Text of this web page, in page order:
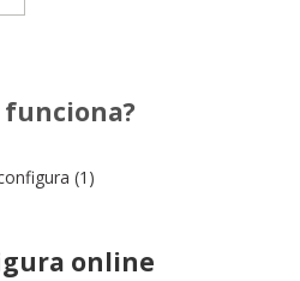
funciona?
online